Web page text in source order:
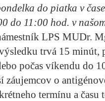
do piatka v
do 11:00 hod. v
LPS MUDr.
trvá 15 minút,
počas víkendu do
záujemcov o
termínu a času